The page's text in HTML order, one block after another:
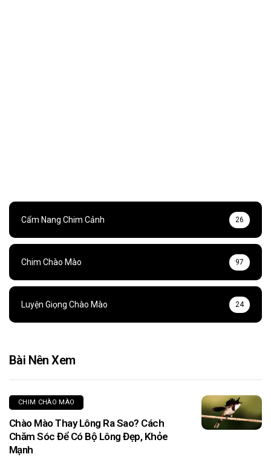
Cẩm Nang Chim Cảnh 26
Chim Chào Mào 97
Luyện Giọng Chào Mào 24
Bài Nên Xem
CHIM CHÀO MÀO
Chào Mào Thay Lông Ra Sao? Cách
Chăm Sóc Để Có Bộ Lông Đẹp, Khỏe
Mạnh